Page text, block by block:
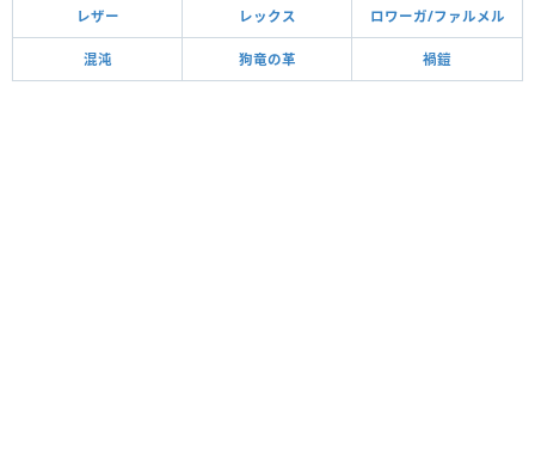
レザー レックス ロワーガ/ファルメル
混沌 狗竜の革 禍鎧